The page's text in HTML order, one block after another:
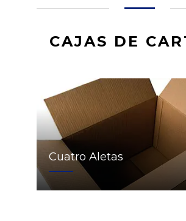
CAJAS DE
Cuatro Aletas